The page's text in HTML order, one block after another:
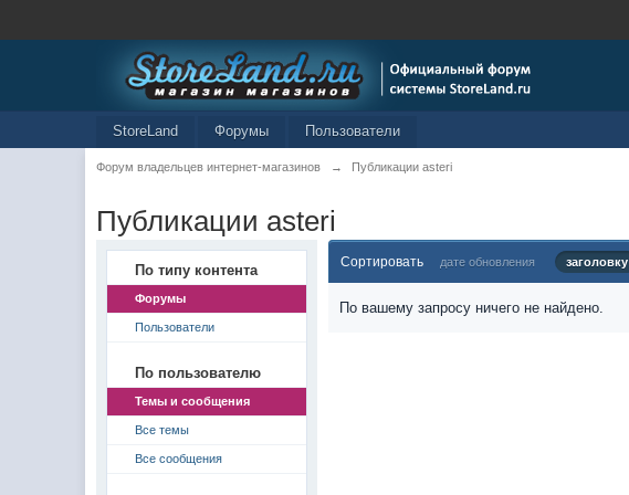
StoreLand Форумы Пользователи
Форум владельцев интернет-магазинов → Публикации asteri
Публикации asteri
По типу контента
Форумы
Пользователи
По пользователю
Темы и сообщения
Все темы
Все сообщения
Сортировать дате обновления заголовку
По вашему запросу ничего не найдено.